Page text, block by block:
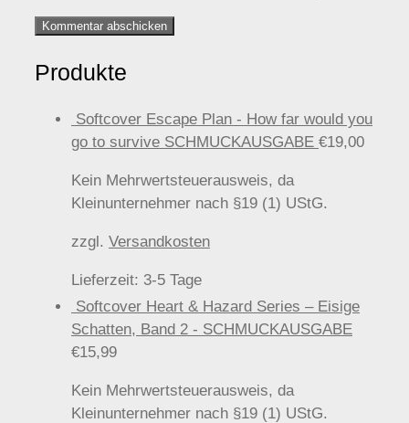
Produkte
Softcover Escape Plan - How far would you
go to survive SCHMUCKAUSGABE €19,00
Kein Mehrwertsteuerausweis, da
Kleinunternehmer nach §19 (1) UStG.
zzgl. Versandkosten
Lieferzeit: 3-5 Tage
Softcover Heart & Hazard Series – Eisige
Schatten, Band 2 - SCHMUCKAUSGABE
€15,99
Kein Mehrwertsteuerausweis, da
Kleinunternehmer nach §19 (1) UStG.